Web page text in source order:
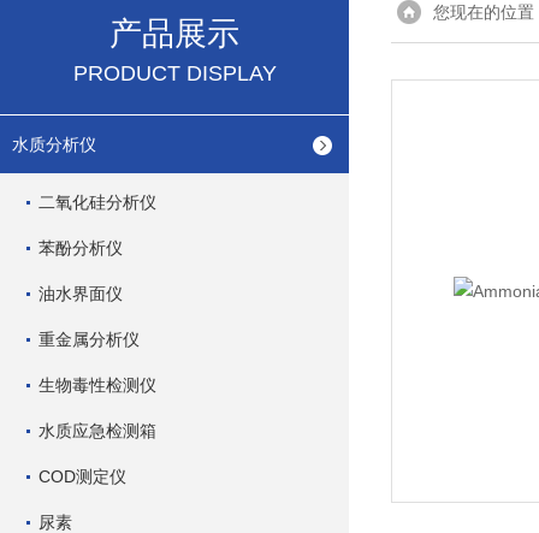
产品展示
PRODUCT DISPLAY
水质分析仪
二氧化硅分析仪
苯酚分析仪
油水界面仪
重金属分析仪
生物毒性检测仪
水质应急检测箱
COD测定仪
尿素
您现在的位置